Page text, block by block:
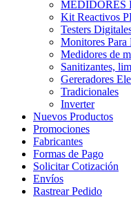
MEDIDORES
Kit Reactivos
Testers
Monitores Para
Medidores de
Sanitizantes,
Gereradores
Tradicionales
Inverter
Nuevos Productos
Promociones
Fabricantes
Formas de Pago
Solicitar Cotización
Envíos
Rastrear Pedido